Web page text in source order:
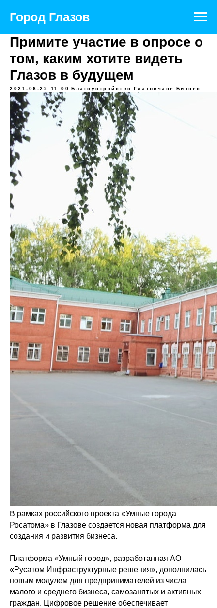
Город Глазов
Примите участие в опросе о
том, каким хотите видеть
Глазов в будущем
2021-06-22 11:00 Благоустройство Глазовчане Бизнес
В рамках российского проекта «Умные города
Росатома» в Глазове создается новая платформа для
создания и развития бизнеса.
Платформа «Умный город», разработанная АО
«Русатом Инфраструктурные решения», дополнилась
новым модулем для предпринимателей из числа
малого и среднего бизнеса, самозанятых и активных
граждан. Цифровое решение обеспечивает